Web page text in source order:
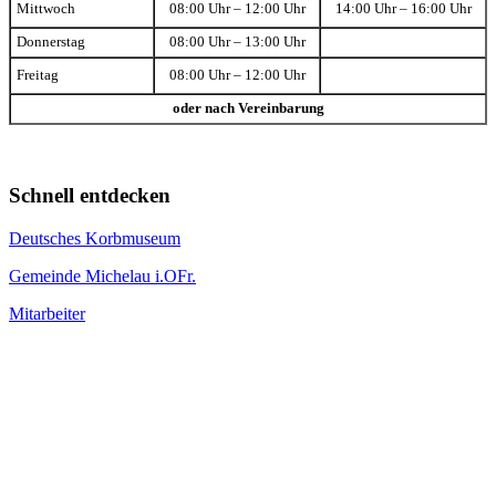
Mittwoch 08:00 Uhr – 12:00 Uhr 14:00 Uhr – 16:00 Uhr
Donnerstag 08:00 Uhr – 13:00 Uhr
Freitag 08:00 Uhr – 12:00 Uhr
oder nach Vereinbarung
Schnell entdecken
Deutsches Korbmuseum
Gemeinde Michelau i.OFr.
Mitarbeiter